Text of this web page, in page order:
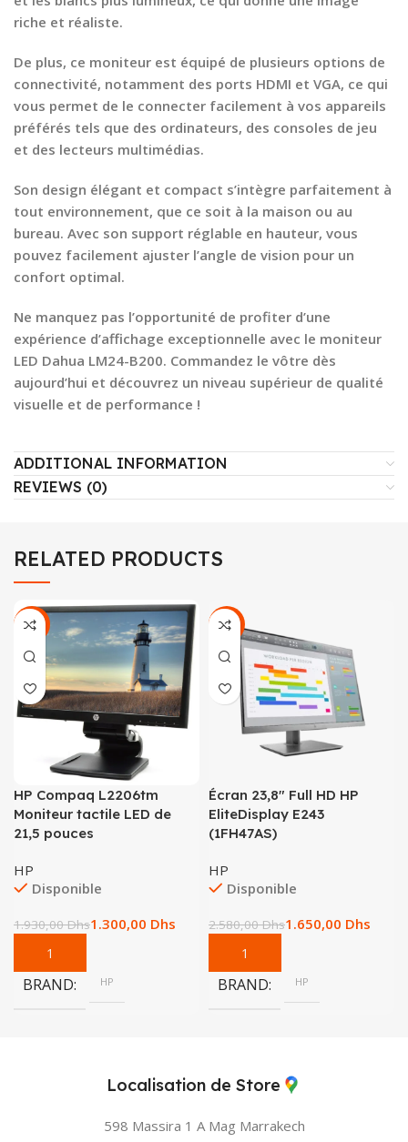
riche et réaliste.
De plus, ce moniteur est équipé de plusieurs options de
connectivité, notamment des ports HDMI et VGA, ce qui
vous permet de le connecter facilement à vos appareils
préférés tels que des ordinateurs, des consoles de jeu
et des lecteurs multimédias.
Son design élégant et compact s’intègre parfaitement à
tout environnement, que ce soit à la maison ou au
bureau. Avec son support réglable en hauteur, vous
pouvez facilement ajuster l’angle de vision pour un
confort optimal.
Ne manquez pas l’opportunité de profiter d’une
expérience d’affichage exceptionnelle avec le moniteur
LED Dahua LM24-B200. Commandez le vôtre dès
aujourd’hui et découvrez un niveau supérieur de qualité
visuelle et de performance !
ADDITIONAL INFORMATION
REVIEWS (0)
RELATED PRODUCTS
-33%
HP Compaq L2206tm
Moniteur tactile LED de
21,5 pouces
HP
Disponible
1.930,00Dhs1.300,00 Dhs
BRAND HP
-36%
Écran 23,8″ Full HD HP
EliteDisplay E243
(1FH47AS)
HP
Disponible
2.580,00Dhs1.650,00 Dhs
BRAND HP
Localisation de Store
598 Massira 1 A Mag Marrakech